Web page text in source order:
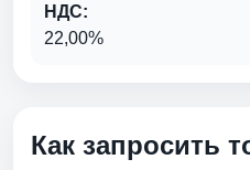
НДС:
22,00%
Как запросить